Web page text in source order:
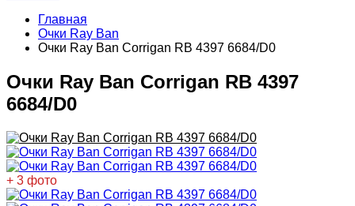
Главная
Очки Ray Ban
Очки Ray Ban Corrigan RB 4397 6684/D0
Очки Ray Ban Corrigan RB 4397
6684/D0
+ 3 фото